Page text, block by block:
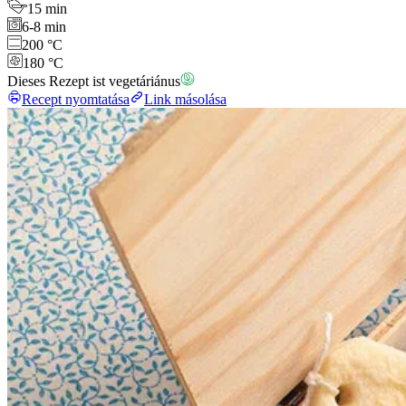
15 min
6-8 min
200 °C
180 °C
Dieses Rezept ist vegetáriánus
Recept nyomtatása
Link másolása